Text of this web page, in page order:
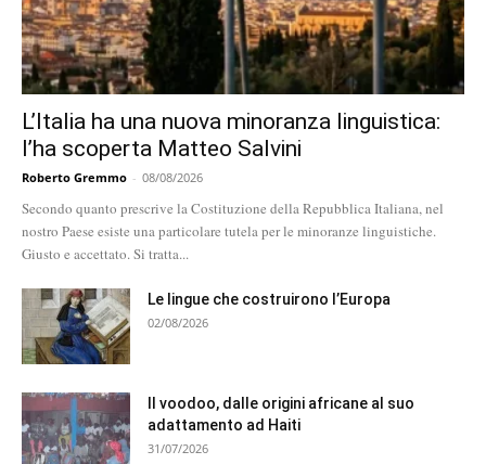
L’Italia ha una nuova minoranza linguistica:
l’ha scoperta Matteo Salvini
Roberto Gremmo - 08/08/2026
Secondo quanto prescrive la Costituzione della Repubblica Italiana, nel
nostro Paese esiste una particolare tutela per le minoranze linguistiche.
Giusto e accettato. Si tratta...
Le lingue che costruirono l’Europa
02/08/2026
Il voodoo, dalle origini africane al suo
adattamento ad Haiti
31/07/2026